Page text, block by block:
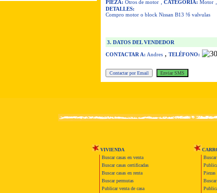
PIEZA: Otros de motor CATEGORÍA: Motor
DETALLES:
Compro motor o block Nissan B13 !6 valvulas
3. DATOS DEL VENDEDOR
CONTACTAR A: Andres , TELÉFONO:
VIVIENDA
Buscar casas en venta
Buscar casas certificadas
Buscar casas en renta
Buscar permutas
Publicar venta de casa
Piezas